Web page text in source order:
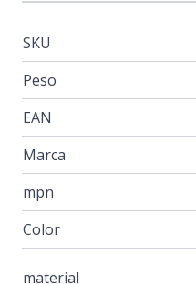
SKU
Peso
EAN
Marca
mpn
Color
material